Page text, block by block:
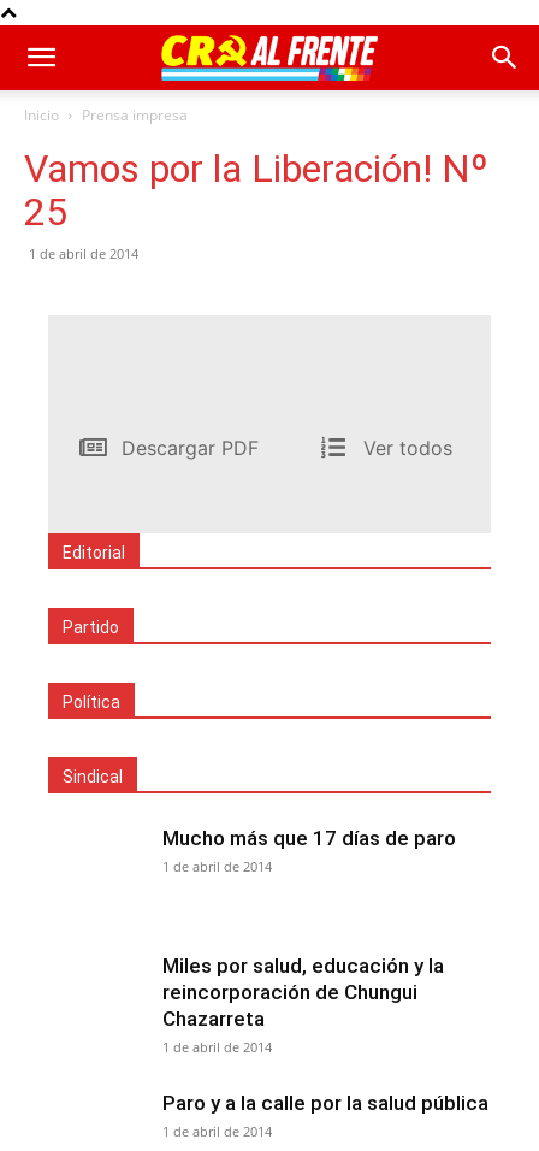
Inicio Prensa impresa
Vamos por la Liberación! Nº
25
1 de abril de 2014
Descargar PDF Ver todos
Editorial
Partido
Política
Sindical
Mucho más que 17 días de paro
1 de abril de 2014
Miles por salud, educación y la
reincorporación de Chungui
Chazarreta
1 de abril de 2014
Paro y a la calle por la salud pública
1 de abril de 2014